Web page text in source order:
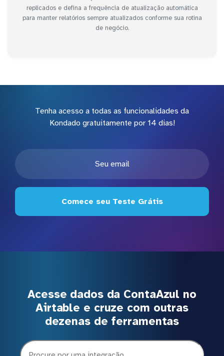
replicados e defina a frequência de atualização automática
para manter relatórios sempre atualizados conforme sua rotina
de negócio.
Tenha acesso a todas as funcionalidades da
Kondado gratuitamente por 14 dias!
Comece seu Teste Grátis
Acesse dados da ContaAzul no
Airtable e cruze com outras
dezenas de ferramentas